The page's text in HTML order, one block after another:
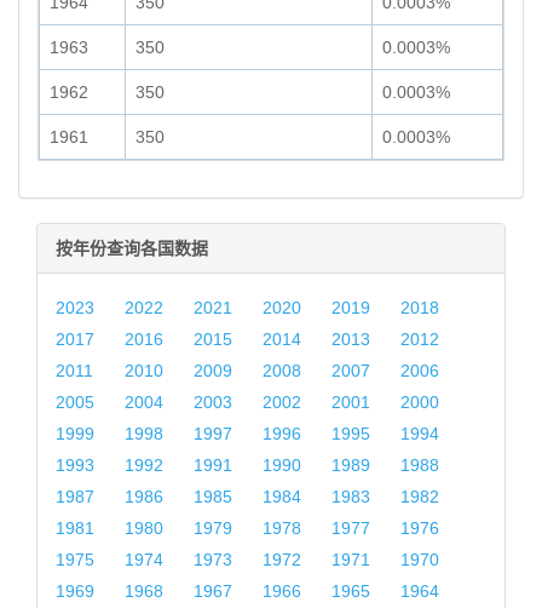
1963 350 0.0003%
1962 350 0.0003%
1961 350 0.0003%
按年份查询各国数据
2023 2022 2021 2020 2019
2018
2017
2016 2015 2014 2013
2012
2011
2010 2009 2008 2007
2006
2005
2004 2003 2002 2001
2000
1999
1998 1997 1996 1995
1994
1993
1992 1991 1990 1989
1988
1987
1986 1985 1984 1983
1982
1981
1980 1979 1978 1977
1976
1975
1974 1973 1972 1971
1970
1969
1968 1967 1966 1965
1964